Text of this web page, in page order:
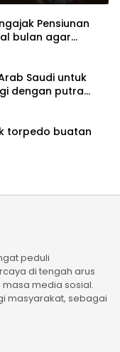
Pensiunan
bulan agar
Saudi untuk
dengan putra
torpedo buatan
peduli
di tengah arus
media sosial.
masyarakat, sebagai